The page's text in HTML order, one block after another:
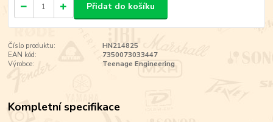
Přidat do košíku
Číslo produktu:
HN214825
EAN kód:
7350073033447
Výrobce:
Teenage Engineering
Kompletní specifikace